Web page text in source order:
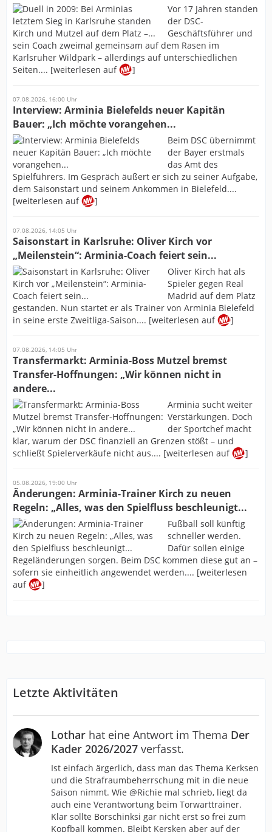
Vor 17 Jahren standen
der DSC-
Geschäftsführer und
sein Coach zweimal gemeinsam auf dem Rasen im
Karlsruher Wildpark – allerdings auf unterschiedlichen
Seiten.... [weiterlesen auf
]
07.08.2026, 16:00 Uhr
Interview: Arminia Bielefelds neuer Kapitän
Bauer: „Ich möchte vorangehen...
Beim DSC übernimmt
der Bayer erstmals
das Amt des
Spielführers. Im Gespräch äußert er sich zu seiner Aufgabe,
dem Saisonstart und seinem Ankommen in Bielefeld....
[weiterlesen auf
]
07.08.2026, 14:05 Uhr
Saisonstart in Karlsruhe: Oliver Kirch vor
„Meilenstein“: Arminia-Coach feiert sein...
Oliver Kirch hat als
Spieler gegen Real
Madrid auf dem Platz
gestanden. Nun startet er als Trainer von Arminia Bielefeld
in seine erste Zweitliga-Saison.... [weiterlesen auf
]
07.08.2026, 14:05 Uhr
Transfermarkt: Arminia-Boss Mutzel bremst
Transfer-Hoffnungen: „Wir können nicht in
andere...
Arminia sucht weiter
Verstärkungen. Doch
der Sportchef macht
klar, warum der DSC finanziell an Grenzen stößt – und
schließt Spielerverkäufe nicht aus.... [weiterlesen auf
]
05.08.2026, 19:00 Uhr
Änderungen: Arminia-Trainer Kirch zu neuen
Regeln: „Alles, was den Spielfluss beschleunigt...
Fußball soll künftig
schneller werden.
Dafür sollen einige
Regeländerungen sorgen. Beim DSC kommen diese gut an –
sofern sie einheitlich angewendet werden.... [weiterlesen
auf
]
Letzte Aktivitäten
Lothar hat eine Antwort im Thema Der
Kader 2026/2027 verfasst.
Ist einfach ärgerlich, dass man das Thema Kerksen
und die Strafraumbeherrschung mit in die neue
Saison nimmt. Wie @Richie mal schrieb, liegt da
auch eine Verantwortung beim Torwarttrainer.
Klar sollte Borschinksi gar nicht erst so frei zum
Kopfball kommen. Bleibt Kersken aber auf der